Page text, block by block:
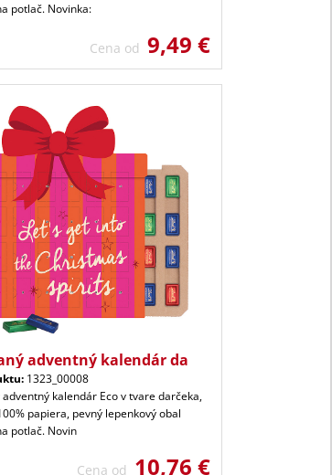
potlač. Novinka:
Cena od 9,49 €
adventný kalendár da
1323_00008
kalendár Eco v tvare darčeka,
papiera, pevný lepenkový obal
potlač. Novin
Cena od 10,76 €